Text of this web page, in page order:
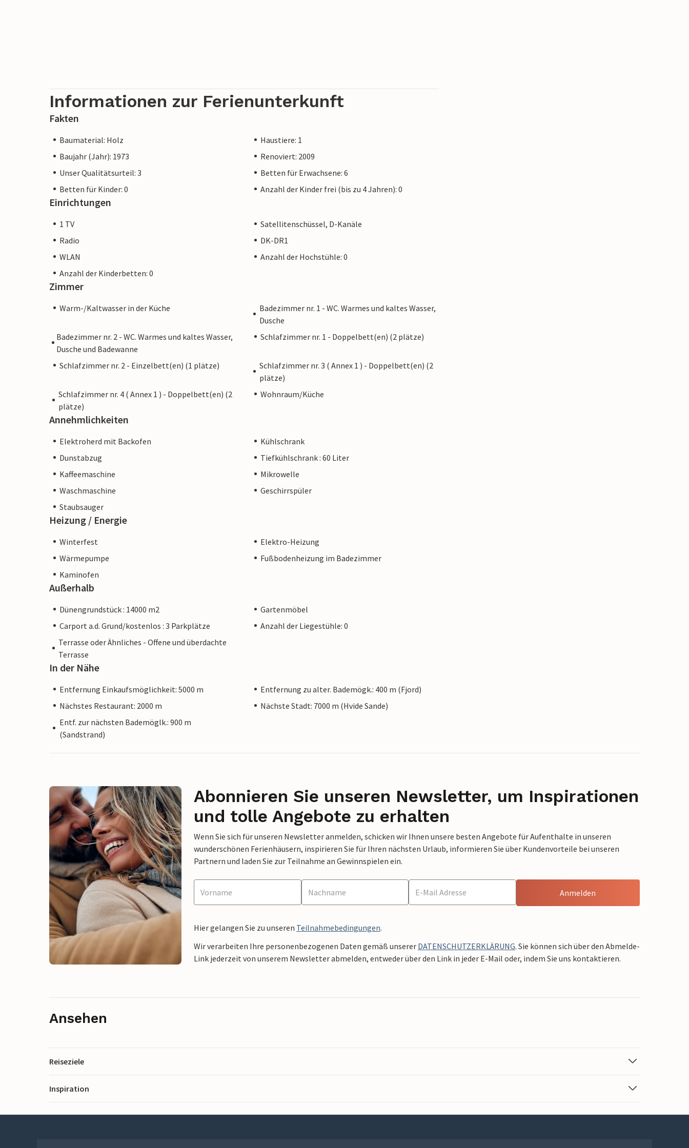
Informationen zur Ferienunterkunft
Fakten
Baumaterial: Holz
Haustiere: 1
Baujahr (Jahr): 1973
Renoviert: 2009
Unser Qualitätsurteil: 3
Betten für Erwachsene: 6
Betten für Kinder: 0
Anzahl der Kinder frei (bis zu 4 Jahren): 0
Einrichtungen
1 TV
Satellitenschüssel, D-Kanäle
Radio
DK-DR1
WLAN
Anzahl der Hochstühle: 0
Anzahl der Kinderbetten: 0
Zimmer
Warm-/Kaltwasser in der Küche
Badezimmer nr. 1 - WC. Warmes und kaltes Wasser,
Dusche
Badezimmer nr. 2 - WC. Warmes und kaltes Wasser,
Dusche und Badewanne
Schlafzimmer nr. 1 - Doppelbett(en) (2 plätze)
Schlafzimmer nr. 2 - Einzelbett(en) (1 plätze)
Schlafzimmer nr. 3 ( Annex 1 ) - Doppelbett(en) (2
plätze)
Schlafzimmer nr. 4 ( Annex 1 ) - Doppelbett(en) (2
plätze)
Wohnraum/Küche
Annehmlichkeiten
Elektroherd mit Backofen
Kühlschrank
Dunstabzug
Tiefkühlschrank : 60 Liter
Kaffeemaschine
Mikrowelle
Waschmaschine
Geschirrspüler
Staubsauger
Heizung / Energie
Winterfest
Elektro-Heizung
Wärmepumpe
Fußbodenheizung im Badezimmer
Kaminofen
Außerhalb
Dünengrundstück : 14000 m2
Gartenmöbel
Carport a.d. Grund/kostenlos : 3 Parkplätze
Anzahl der Liegestühle: 0
Terrasse oder Ähnliches - Offene und überdachte
Terrasse
In der Nähe
Entfernung Einkaufsmöglichkeit: 5000 m
Entfernung zu alter. Bademögk.: 400 m (Fjord)
Nächstes Restaurant: 2000 m
Nächste Stadt: 7000 m (Hvide Sande)
Entf. zur nächsten Bademöglk.: 900 m
(Sandstrand)
Abonnieren Sie unseren Newsletter, um Inspirationen
und tolle Angebote zu erhalten
Wenn Sie sich für unseren Newsletter anmelden, schicken wir Ihnen unsere besten Angebote für Aufenthalte in unseren
wunderschönen Ferienhäusern, inspirieren Sie für Ihren nächsten Urlaub, informieren Sie über Kundenvorteile bei unseren
Partnern und laden Sie zur Teilnahme an Gewinnspielen ein.
Anmelden
Hier gelangen Sie zu unseren Teilnahmebedingungen.
Wir verarbeiten Ihre personenbezogenen Daten gemäß unserer DATENSCHUTZERKLÄRUNG. Sie können sich über den Abmelde-
Link jederzeit von unserem Newsletter abmelden, entweder über den Link in jeder E-Mail oder, indem Sie uns kontaktieren.
Ansehen
Reiseziele
Inspiration